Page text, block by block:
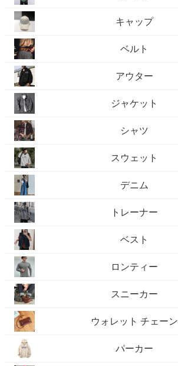
キャップ
ベルト
アウター
ジャケット
シャツ
スウェット
デニム
トレーナー
ベスト
ロンティー
スニーカー
ウォレット チェーン
パーカー